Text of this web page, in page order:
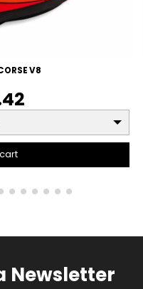
V8
Newsletter